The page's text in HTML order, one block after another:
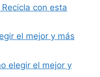
con esta
el mejor y más
elegir el mejor y